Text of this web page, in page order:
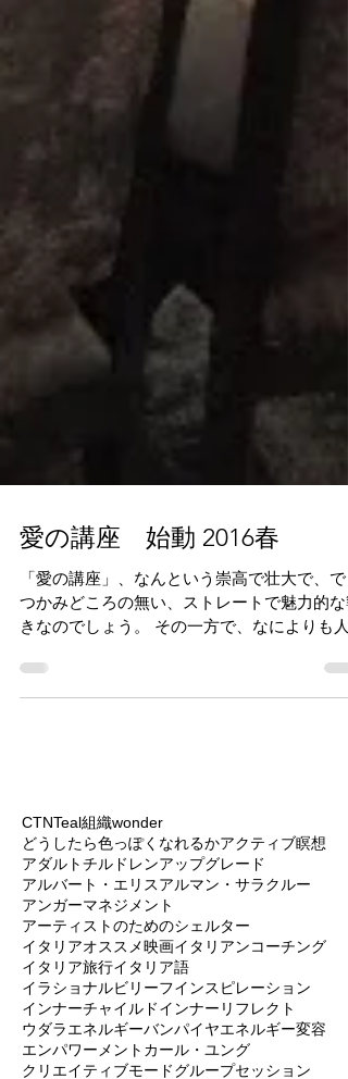
愛の講座 始動 2016春
「愛の講座」、なんという崇高で壮大で、で
つかみどころの無い、ストレートで魅力的な
きなのでしょう。 その一方で、なによりも人
CTNTeal組織wonder
どうしたら色っぽくなれるか アクティブ瞑想
アダルトチルドレン アップグレード
アルバート・エリスアルマン・サラクルー
アンガーマネジメント
アーティストのためのシェルター
イタリアオススメ映画イタリアンコーチング
イタリア旅行イタリア語
イラショナルビリーフインスピレーション
インナーチャイルドインナーリフレクト
ウダラエネルギーバンパイヤエネルギー変容